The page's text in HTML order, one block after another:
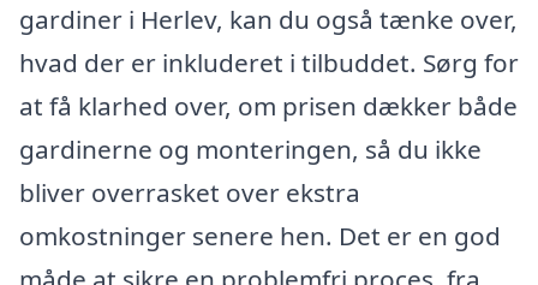
gardiner i Herlev, kan du også tænke over,
hvad der er inkluderet i tilbuddet. Sørg for
at få klarhed over, om prisen dækker både
gardinerne og monteringen, så du ikke
bliver overrasket over ekstra
omkostninger senere hen. Det er en god